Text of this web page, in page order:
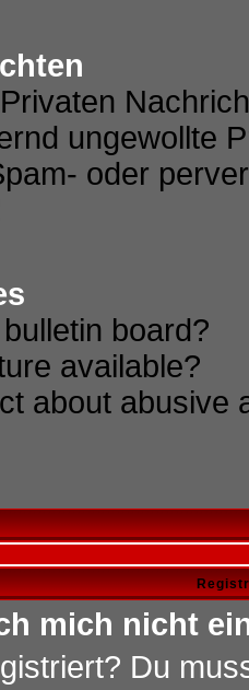
ungewollte
oder
board?
available?
about abusive
mich nicht
Du